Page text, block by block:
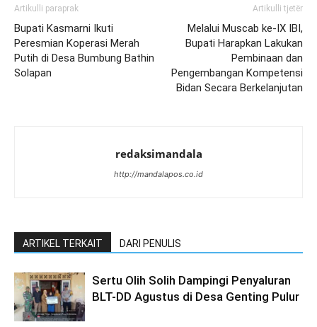
Artikulli paraprak
Bupati Kasmarni Ikuti
Peresmian Koperasi Merah
Putih di Desa Bumbung Bathin
Solapan
Artikulli tjetër
Melalui Muscab ke-IX IBI,
Bupati Harapkan Lakukan
Pembinaan dan
Pengembangan Kompetensi
Bidan Secara Berkelanjutan
redaksimandala
http://mandalapos.co.id
ARTIKEL TERKAIT DARI PENULIS
Sertu Olih Solih Dampingi Penyaluran
BLT-DD Agustus di Desa Genting Pulur